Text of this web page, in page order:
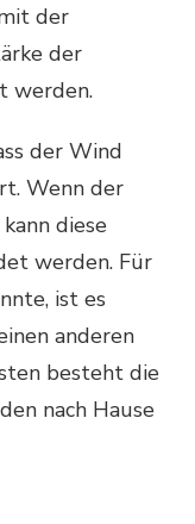
der
der
werden.
der Wind
Wenn der
diese
werden. Für
ist es
anderen
besteht die
nach Hause